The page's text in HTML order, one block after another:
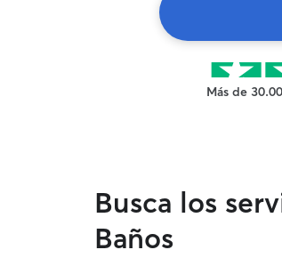
Más de
Busca los
Baños